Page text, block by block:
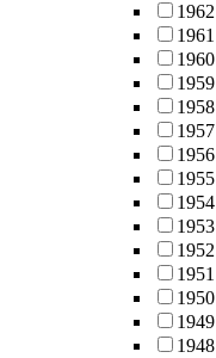
1962
1961
1960
1959
1958
1957
1956
1955
1954
1953
1952
1951
1950
1949
1948